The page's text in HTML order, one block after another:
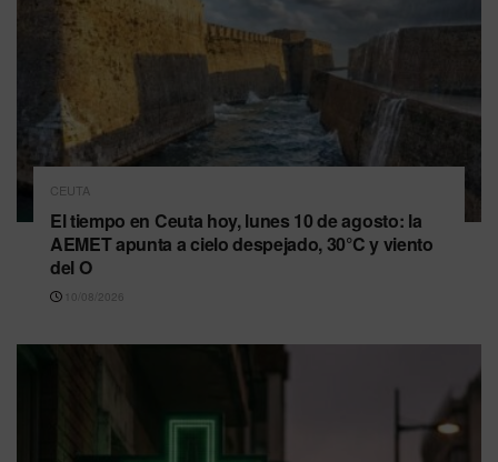
CEUTA
El tiempo en Ceuta hoy, lunes 10 de agosto: la
AEMET apunta a cielo despejado, 30°C y viento
del O
10/08/2026